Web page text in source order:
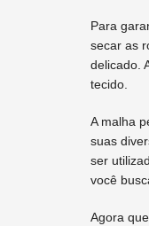
Para
secar as
delicado.
tecido.
A malha
suas
ser
você
Agora